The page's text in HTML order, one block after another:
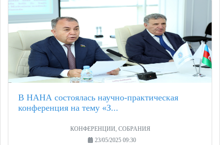
В НАНА состоялась научно-практическая
конференция на тему «З...
КОНФЕРЕНЦИИ, СОБРАНИЯ
23/05/2025 09:30